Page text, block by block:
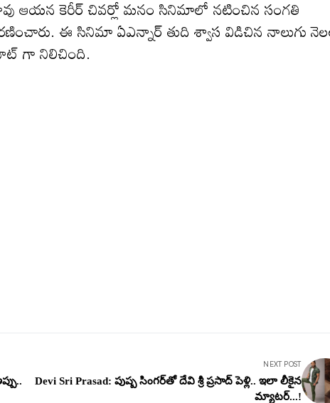
ఆయన కెరీర్ చివర్లో మనం సినిమాలో నటించిన సంగతి
ఈ సినిమా ఏఎన్నార్ తుది శ్వాస విడిచిన నాలుగు
గా నిలిచింది.
NEXT POST
Devi Sri Prasad: పుష్ప సింగ‌ర్‌తో దేవి శ్రీ ప్ర‌సాద్ పెళ్లి.. ఇలా లీకైన
మ్యాట‌ర్...!